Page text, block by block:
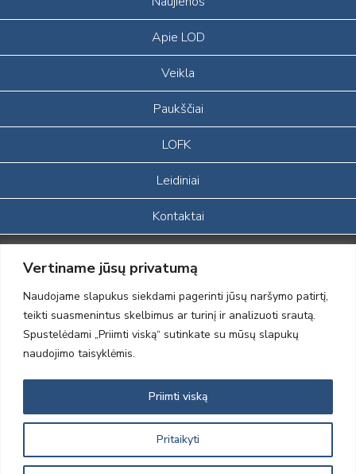
Vertiname jūsų privatumą
Naudojame slapukus siekdami pagerinti jūsų naršymo patirtį,
teikti suasmenintus skelbimus ar turinį ir analizuoti srautą.
Spustelėdami „Priimti viską“ sutinkate su mūsų slapukų
naudojimo taisyklėmis.
Pritaikyti
Priimti viską
Apie LOD
Veikla
Paukščiai
LOFK
Leidiniai
Kontaktai
Portalas sukurtas įgyvendinant Lietuvos Respublikos, Europos
ekonominės erdvės ir Norvegijos finansinių mechanizmų iš dalies
finansuojamą paprojektį
„LOD visuomeninės /gamtosauginės veiklos sustiprinimas ir įvaizdžio
formavimas įtraukiant visuomenę į aplinkosauginių tyrimų veiklą“
(paprojekčio
įgyvendinimo sutarties numeris 2004-LT0008-NVO-1EEE/NOR-02-
2012 © Lietuvos Ornitologų Draugija © 2014, Visos teisės saugomos